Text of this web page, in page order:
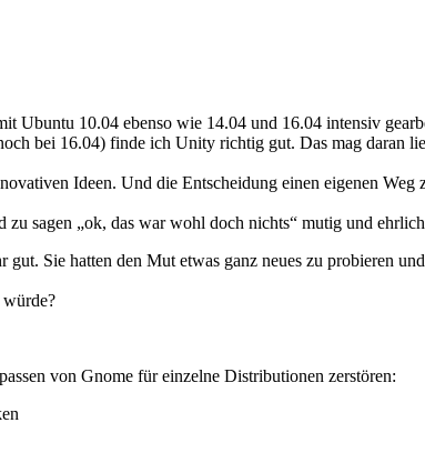
Ubuntu 10.04 ebenso wie 14.04 und 16.04 intensiv
bei 16.04) finde ich Unity richtig gut. Das mag daran
Ideen. Und die Entscheidung einen eigenen
sagen „ok, das war wohl doch nichts“ mutig und
Sie hatten den Mut etwas ganz neues zu probieren
von Gnome für einzelne Distributionen zerstören: